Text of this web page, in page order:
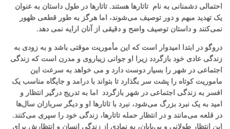
احتمالی دشمنانی به نام تاتارها هستند. تاتارها در طول داستان به عنوان
یک تهدید مبهم و دور توصیف می‌شوند، اما هرگز به طور قطعی ظهور
نمی‌کنند و داستان توصیف واضح و دقیقی از آنان ارایه نمی دهد.
دروگو در ابتدا امیدوار است که این مأموریت موقتی باشد و به زودی به
زندگی عادی خود بازگردد زیرا او جوانی زیباروی و مدرن است که زندگی
اجتماعی در شهر را بسیار دوست دارد و می خواهد به سرعت این
ماموریت کوتاه را پشت سر بگذارد تا بتواند با درامد و جایگاه مناسب یک
افسر به زندگی اجتماعی در شهر بازگردد اما به تدریج درگیر انتظار و
امید به یک نبرد بزرگ می‌شود، نبرد با تاتارها او و دیگر سربازان سال‌ها
در قلعه می‌مانند و در انتظار حمله تاتارها، زندگی خود را سپری می‌کنند.
این انتظار طولانی و بی‌پایان، به نمادی از زندگی انسان و انتظارش برای